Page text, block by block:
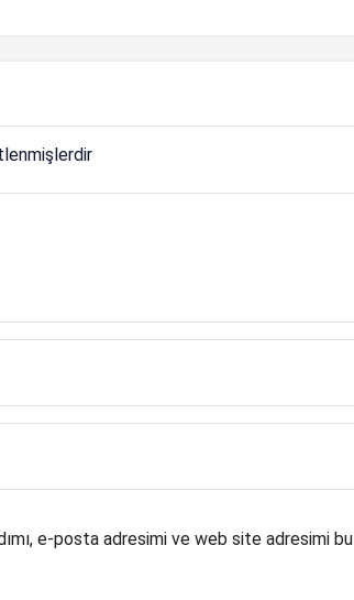
e-posta adresimi ve web site adresimi bu